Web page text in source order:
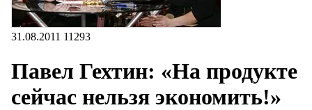
31.08.2011 11293
Павел Гехтин: «На продукте
сейчас нельзя экономить!»